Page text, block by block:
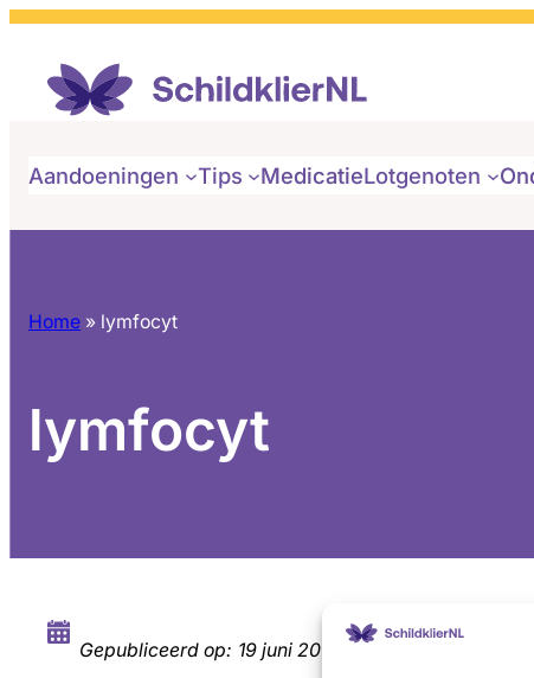
Aandoeningen Tips MedicatieLotgenoten
Home » lymfocyt
lymfocyt
Gepubliceerd op: 19 juni 2019